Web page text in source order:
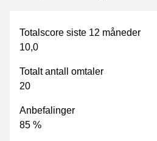
Totalscore siste 12 måneder
10,0
Totalt antall omtaler
20
Anbefalinger
85 %